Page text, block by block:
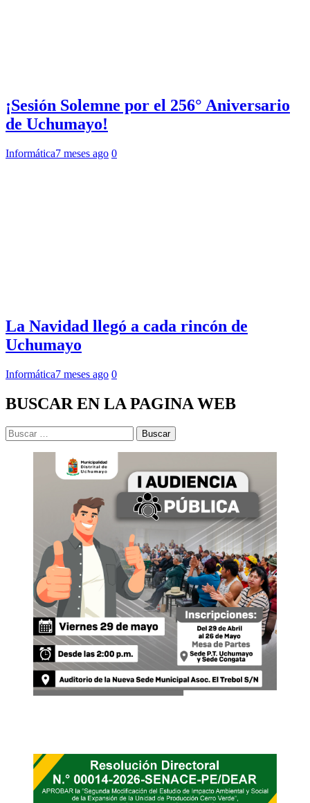
¡Sesión Solemne por el 256° Aniversario
de Uchumayo!
Informática7 meses ago 0
La Navidad llegó a cada rincón de
Uchumayo
Informática7 meses ago 0
BUSCAR EN LA PAGINA WEB
Buscar: